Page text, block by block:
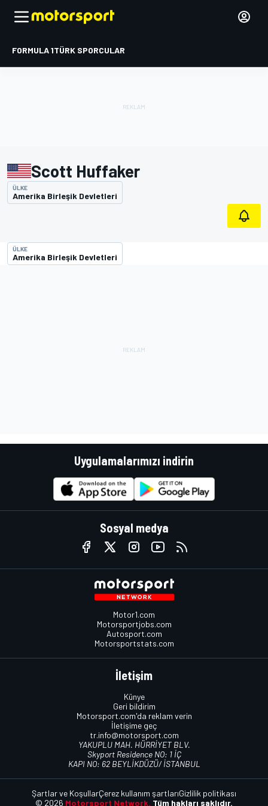
FORMULA 1TÜRK SPORCULAR
Scott Huffaker
ÜLKE
Amerika Birleşik Devletleri
ÜLKE
Amerika Birleşik Devletleri
Uygulamalarımızı indirin
Sosyal medya
Motor1.com
Motorsportjobs.com
Autosport.com
Motorsportstats.com
İletişim
Künye
Geri bildirim
Motorsport.com'da reklam verin
İletişime geç
tr.info@motorsport.com
YAKUPLU MAH. HÜRRİYET BLV.
Skyport Residence NO: 1 İÇ
KAPI NO: 62 BEYLİKDÜZÜ/ İSTANBUL
© 2026 Motorsport Network. Tüm hakları saklıdır.
Şartlar ve KoşullarÇerez kullanım şartlarıGizlilik politikası